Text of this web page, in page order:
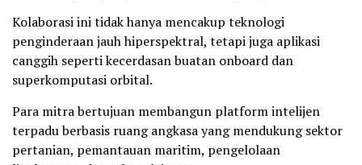
Kolaborasi ini tidak hanya mencakup teknologi
penginderaan jauh hiperspektral, tetapi juga aplikasi
canggih seperti kecerdasan buatan onboard dan
superkomputasi orbital.
Para mitra bertujuan membangun platform intelijen
terpadu berbasis ruang angkasa yang mendukung sektor
pertanian, pemantauan maritim, pengelolaan